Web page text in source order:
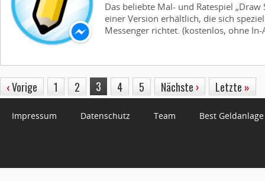
Das beliebte Mal- und Ratespiel
einer Version erhältlich, die sich
Messenger richtet. (kostenlos, ohne In-
‹Vorige 1 2 3 4 5 Nächste › Letzte »
Impressum Datenschutz Team Best Geldanlage